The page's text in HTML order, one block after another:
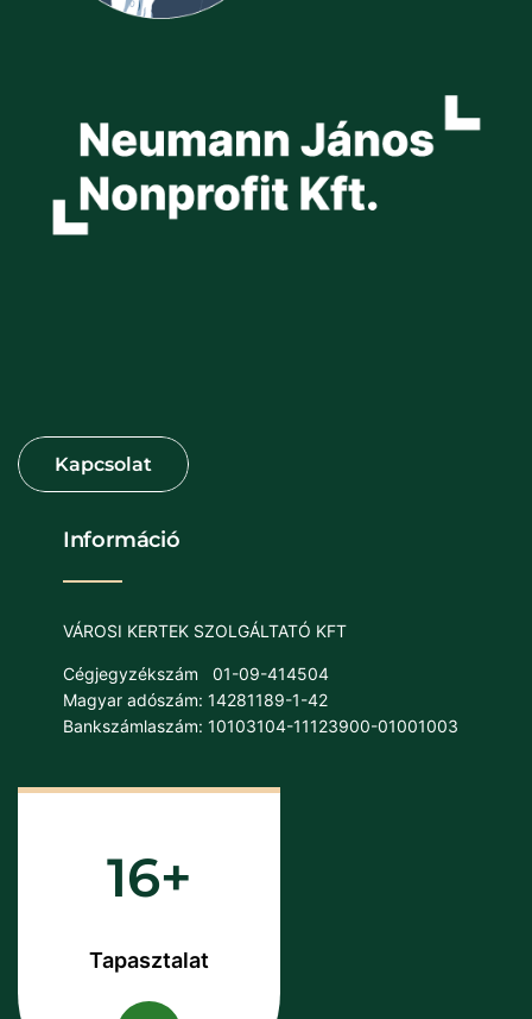
Információ
VÁROSI KERTEK SZOLGÁLTATÓ KFT
Cégjegyzékszám
01-09-414504
Magyar adószám: 14281189-1-42
Bankszámlaszám: 10103104-11123900-01001003
16
Tapasztalat